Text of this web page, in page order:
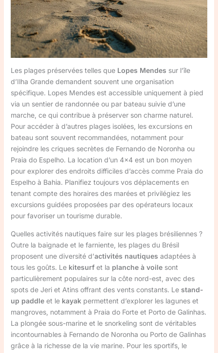
Les plages préservées telles que Lopes Mendes sur l’île
d’Ilha Grande demandent souvent une organisation
spécifique. Lopes Mendes est accessible uniquement à pied
via un sentier de randonnée ou par bateau suivie d’une
marche, ce qui contribue à préserver son charme naturel.
Pour accéder à d’autres plages isolées, les excursions en
bateau sont souvent recommandées, notamment pour
rejoindre les criques secrètes de Fernando de Noronha ou
Praia do Espelho. La location d’un 4×4 est un bon moyen
pour explorer des endroits difficiles d’accès comme Praia do
Espelho à Bahia. Planifiez toujours vos déplacements en
tenant compte des horaires des marées et privilégiez les
excursions guidées proposées par des opérateurs locaux
pour favoriser un tourisme durable.
Quelles activités nautiques faire sur les plages brésiliennes ?
Outre la baignade et le farniente, les plages du Brésil
proposent une diversité d’activités nautiques adaptées à
tous les goûts. Le kitesurfet la planche à voilesont
particulièrement populaires sur la côte nord-est, avec des
spots de Jeri et Atins offrant des vents constants. Le stand-
up paddleet le kayakpermettent d’explorer les lagunes et
mangroves, notamment à Praia do Forte et Porto de Galinhas.
La plongée sous-marine et le snorkeling sont de véritables
incontournables à Fernando de Noronha ou Porto de Galinhas
grâce à la richesse de la vie marine. Pour les sportifs, le